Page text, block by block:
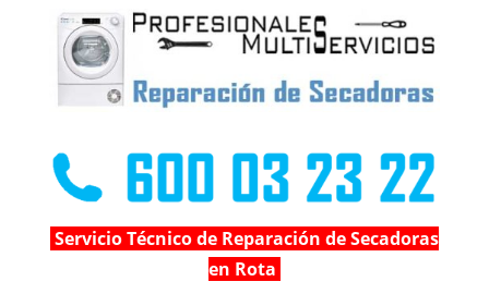
Servicio Técnico de Reparación de Secadoras
en Rota